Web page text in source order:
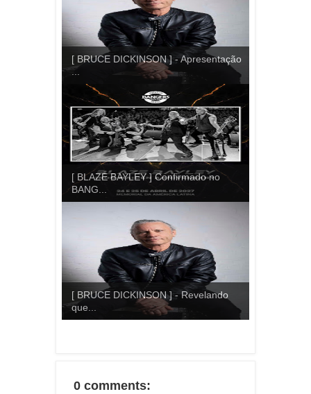
[ BRUCE DICKINSON ] - Apresentação
...
[ BLAZE BAYLEY ] Confirmado no
BANG...
[ BRUCE DICKINSON ] - Revelando
que...
0 comments: